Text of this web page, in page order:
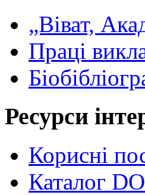
„Віват,
Праці
Ресурси
Корисні
Каталог